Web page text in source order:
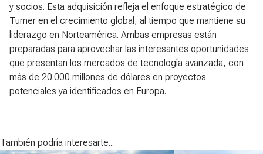
y socios. Esta adquisición refleja el enfoque estratégico de
Turner en el crecimiento global, al tiempo que mantiene su
liderazgo en Norteamérica. Ambas empresas están
preparadas para aprovechar las interesantes oportunidades
que presentan los mercados de tecnología avanzada, con
más de 20.000 millones de dólares en proyectos
potenciales ya identificados en Europa.
También podría interesarte...